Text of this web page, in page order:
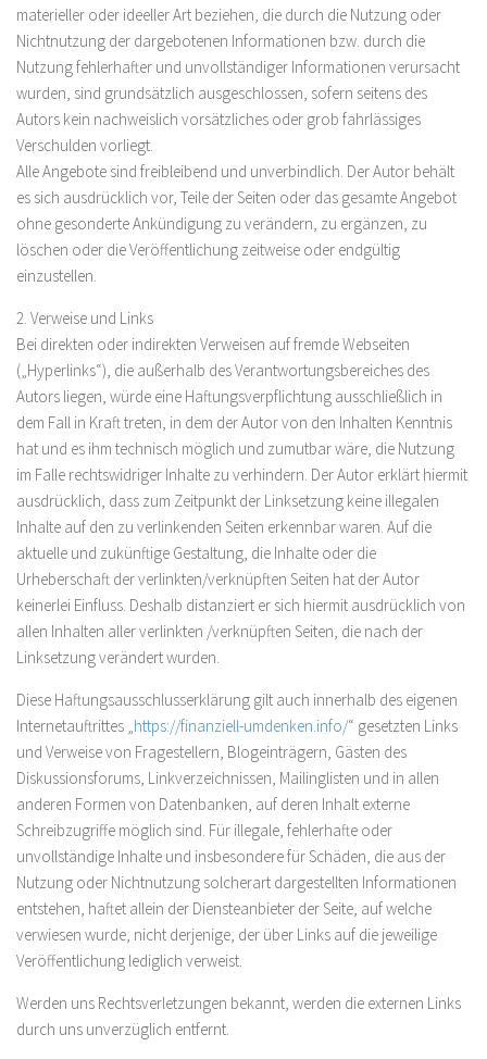
materieller oder ideeller Art beziehen, die durch die Nutzung oder
Nichtnutzung der dargebotenen Informationen bzw. durch die
Nutzung fehlerhafter und unvollständiger Informationen verursacht
wurden, sind grundsätzlich ausgeschlossen, sofern seitens des
Autors kein nachweislich vorsätzliches oder grob fahrlässiges
Verschulden vorliegt.
Alle Angebote sind freibleibend und unverbindlich. Der Autor behält
es sich ausdrücklich vor, Teile der Seiten oder das gesamte Angebot
ohne gesonderte Ankündigung zu verändern, zu ergänzen, zu
löschen oder die Veröffentlichung zeitweise oder endgültig
einzustellen.
2. Verweise und Links
Bei direkten oder indirekten Verweisen auf fremde Webseiten
(„Hyperlinks“), die außerhalb des Verantwortungsbereiches des
Autors liegen, würde eine Haftungsverpflichtung ausschließlich in
dem Fall in Kraft treten, in dem der Autor von den Inhalten Kenntnis
hat und es ihm technisch möglich und zumutbar wäre, die Nutzung
im Falle rechtswidriger Inhalte zu verhindern. Der Autor erklärt hiermit
ausdrücklich, dass zum Zeitpunkt der Linksetzung keine illegalen
Inhalte auf den zu verlinkenden Seiten erkennbar waren. Auf die
aktuelle und zukünftige Gestaltung, die Inhalte oder die
Urheberschaft der verlinkten/verknüpften Seiten hat der Autor
keinerlei Einfluss. Deshalb distanziert er sich hiermit ausdrücklich von
allen Inhalten aller verlinkten /verknüpften Seiten, die nach der
Linksetzung verändert wurden.
Diese Haftungsausschlusserklärung gilt auch innerhalb des eigenen
Internetauftrittes „https://finanziell-umdenken.info/“ gesetzten Links
und Verweise von Fragestellern, Blogeinträgern, Gästen des
Diskussionsforums, Linkverzeichnissen, Mailinglisten und in allen
anderen Formen von Datenbanken, auf deren Inhalt externe
Schreibzugriffe möglich sind. Für illegale, fehlerhafte oder
unvollständige Inhalte und insbesondere für Schäden, die aus der
Nutzung oder Nichtnutzung solcherart dargestellten Informationen
entstehen, haftet allein der Diensteanbieter der Seite, auf welche
verwiesen wurde, nicht derjenige, der über Links auf die jeweilige
Veröffentlichung lediglich verweist.
Werden uns Rechtsverletzungen bekannt, werden die externen Links
durch uns unverzüglich entfernt.